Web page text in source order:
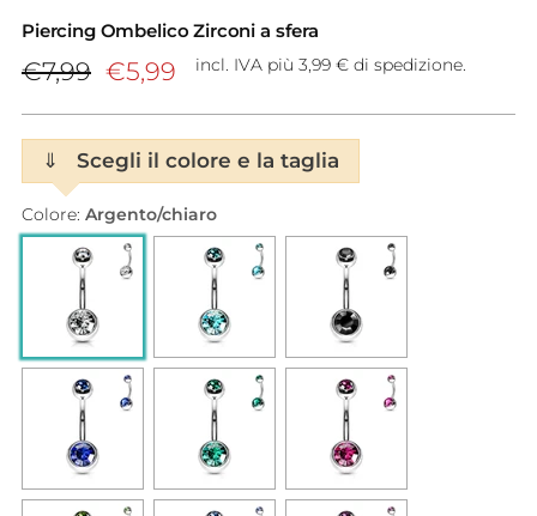
Piercing Ombelico Zirconi a sfera
Prezzo
listino
€7,99 €5,99 incl. IVA più 3,99 € di spedizione.
⇓ Scegli il colore e la taglia
Colore: Argento/chiaro